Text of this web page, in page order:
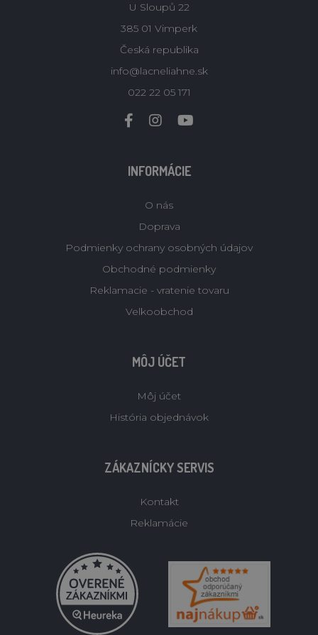
U Sloupů 22
385 01 Vimperk
Česká republika
info@lacneliahne.sk
022 22 05 171
INFORMÁCIE
O nás
Doprava
Podmienky ochrany osobných údajov
Obchodné podmienky
Reklamacie - vratenie tovaru
Velkoobchod
MÔJ ÚČET
Môj účet
História objednávok
ZÁKAZNÍCKY SERVIS
Kontakt
Reklamácie